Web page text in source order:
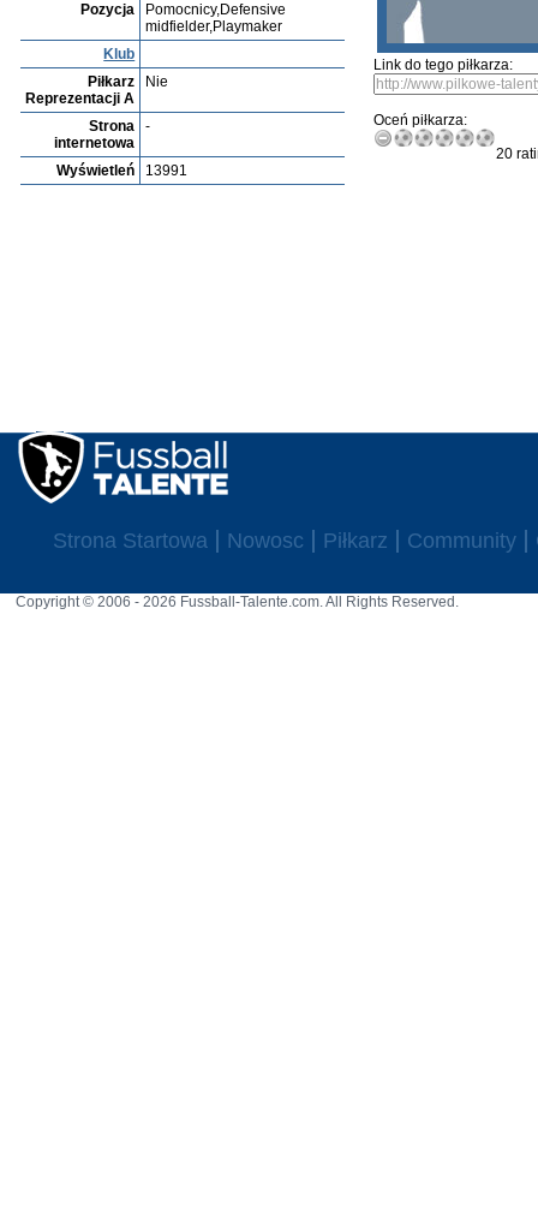
Pozycja
Pomocnicy,Defensive
midfielder,Playmaker
Klub
Piłkarz
Reprezentacji A
Nie
Strona
internetowa
-
Wyświetleń 13991
Link do tego piłkarza:
Oceń piłkarza:
20
Strona Startowa Nowosc Piłkarz Community
Copyright © 2006 - 2026 Fussball-Talente.com. All Rights Reserved.